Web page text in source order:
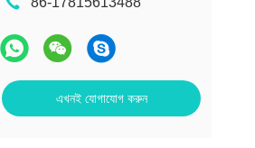
এখনই যোগাযোগ করুন